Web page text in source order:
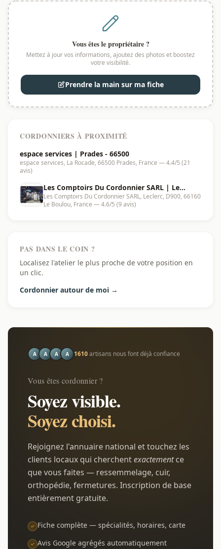
Vous êtes le propriétaire ?
Mettez à jour vos informations, ajoutez des photos et boostez
votre visibilité.
Prendre la main sur ma fiche
CORDONNIERS À PROXIMITÉ
espace services | Prades - 66500
espace services, La Rocade, 66500 Prades, France — 4.4/5 (21
avis)
Les Comptoirs Du Cordonnier SARL | Le
Boulou - 66160
Les Comptoirs Du Cordonnier SARL, Leclerc, D900, 66160
Le Boulou, France — 4.6/5 (9 avis)
PAS DANS LE COIN ?
Localisez l'atelier le plus proche de votre position en
un clic.
Cordonnier autour de moi →
A A A A 1610artisans nous font déjà confiance
Vous êtes cordonnier ?
Soyez visible.
Soyez choisi.
Rejoignez l'annuaire national et touchez les
clients locaux qui cherchentexactementce
que vous faites — ressemmelage, cuir,
orthopédie, fermetures. Inscription de base
entièrement gratuite.
Fiche complète — spécialités, horaires, carte
Avis Google agrégés automatiquement